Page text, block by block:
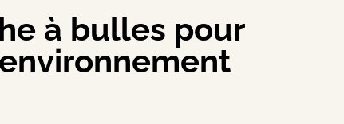
à bulles pour